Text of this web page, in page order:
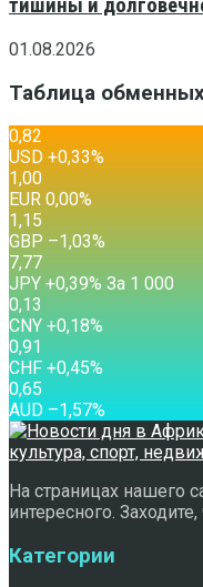
тишины и
01.08.2026
Таблица
0,82
USD +0,33%
1,00
EUR 0,00%
1,15
GBP –1,03%
7,77
JPY +0,39% За 1 000
0,13
CNY +0,18%
0,91
CHF +0,45%
0,65
AUD –1,57%
На страницах нашего
интересного.
Категории